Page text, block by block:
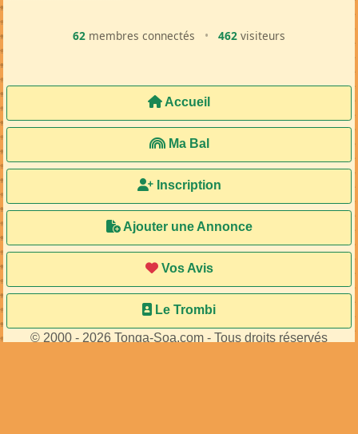
62 membres connectés • 462 visiteurs
Accueil
Ma Bal
Inscription
Ajouter une Annonce
Vos Avis
Le Trombi
© 2000 - 2026 Tonga-Soa.com - Tous droits réservés